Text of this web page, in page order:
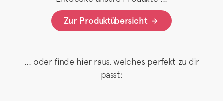
Zur Produktübersicht
... oder finde hier raus, welches perfekt zu dir
passt: